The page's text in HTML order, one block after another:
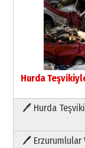
Hurda
🖊 Hurda
🖊 Erzurumlular
Paranın Aile
03 Ağustos 2026